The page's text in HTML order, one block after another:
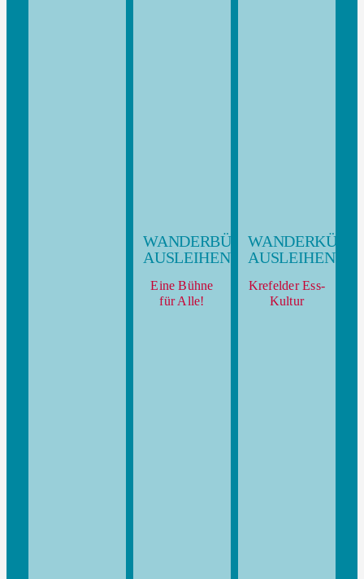
WANDERBÜHNE
AUSLEIHEN
Eine Bühne
für Alle!
AUSLEIHEN
Krefelder Ess-
Kultur